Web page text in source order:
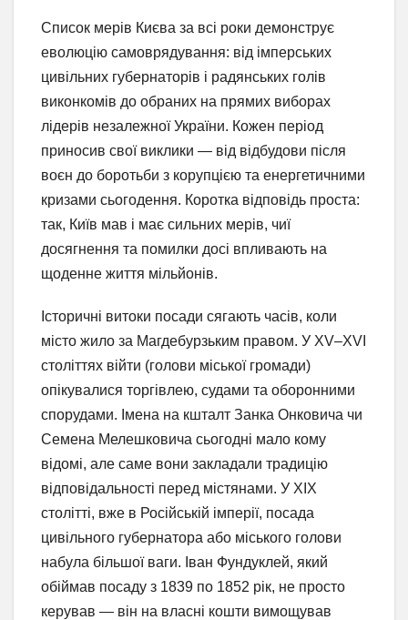
Список мерів Києва за всі роки демонструє
еволюцію самоврядування: від імперських
цивільних губернаторів і радянських голів
виконкомів до обраних на прямих виборах
лідерів незалежної України. Кожен період
приносив свої виклики — від відбудови після
воєн до боротьби з корупцією та енергетичними
кризами сьогодення. Коротка відповідь проста:
так, Київ мав і має сильних мерів, чиї
досягнення та помилки досі впливають на
щоденне життя мільйонів.
Історичні витоки посади сягають часів, коли
місто жило за Магдебурзьким правом. У XV–XVI
століттях війти (голови міської громади)
опікувалися торгівлею, судами та оборонними
спорудами. Імена на кшталт Занка Онковича чи
Семена Мелешковича сьогодні мало кому
відомі, але саме вони закладали традицію
відповідальності перед містянами. У XIX
столітті, вже в Російській імперії, посада
цивільного губернатора або міського голови
набула більшої ваги. Іван Фундуклей, який
обіймав посаду з 1839 по 1852 рік, не просто
керував — він на власні кошти вимощував